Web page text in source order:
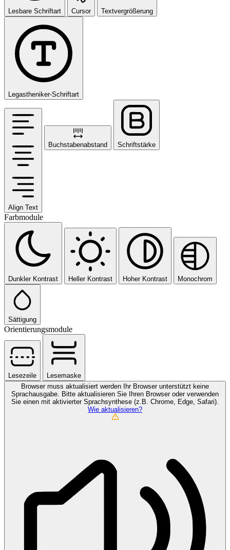
Lesbare Schriftart Cursor Textvergrößerung
Legastheniker-Schriftart
Align Text
Buchstabenabstand Schriftstärke
Farbmodule
Dunkler Kontrast Heller Kontrast Hoher Kontrast Monochrom
Sättigung
Orientierungsmodule
Lesezeile
Lesemaske
Browser muss aktualisiert werden Ihr Browser unterstützt keine
Sprachausgabe. Bitte aktualisieren Sie Ihren Browser oder verwenden
Sie einen mit aktivierter Sprachsynthese (z.B. Chrome, Edge, Safari).
Wie aktualisieren?